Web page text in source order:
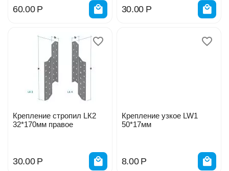
60.00 Р 30.00 Р
Крепление стропил LК2
32*170мм правое
30.00 Р
Крепление узкое LW1
50*17мм
8.00 Р